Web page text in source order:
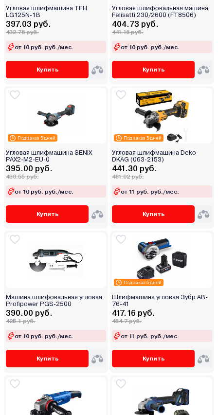
Угловая шлифмашина TEH
LG125N-1B
397.03 руб.
432.76 руб.
от 10 руб. руб./мес.
Купить
Угловая шлифовальная машина
Felisatti 230/2600 (FT8506)
404.73 руб.
441.16 руб.
от 10 руб. руб./мес.
Купить
Под заказ 5 дней
Угловая шлифмашина SENIX
PAX2-M2-EU-0
395.00 руб.
430.55 руб.
от 10 руб. руб./мес.
Купить
Под заказ 5 дней
Угловая шлифмашина Deko
DKAG (063-2153)
441.30 руб.
481.02 руб.
от 11 руб. руб./мес.
Купить
Машина шлифовальная угловая
Profipower PGS-2500
390.00 руб.
425.1 руб.
от 10 руб. руб./мес.
Купить
Под заказ 5 дней
Шлифмашина угловая Зубр AB-
76-41
417.16 руб.
454.7 руб.
от 11 руб. руб./мес.
Купить